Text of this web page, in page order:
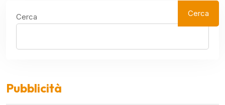
Cerca Cerca
Pubblicità